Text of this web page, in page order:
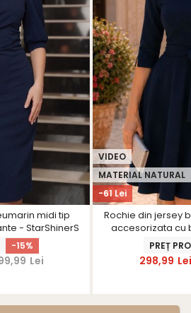
midi tip
- StarShinerS
-15%
Lei
-61 Lei
VIDEO
MATERIAL NATURAL
Rochie din jersey
accesorizata cu
PREȚ
298,99